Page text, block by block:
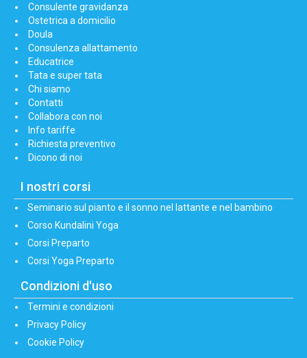
Consulente gravidanza
Ostetrica a domicilio
Doula
Consulenza allattamento
Educatrice
Tata e super tata
Chi siamo
Contatti
Collabora con noi
Info tariffe
Richiesta preventivo
Dicono di noi
I nostri corsi
Seminario sul pianto e il sonno nel lattante e nel bambino
Corso Kundalini Yoga
Corsi Preparto
Corsi Yoga Preparto
Condizioni d'uso
Termini e condizioni
Privacy Policy
Cookie Policy